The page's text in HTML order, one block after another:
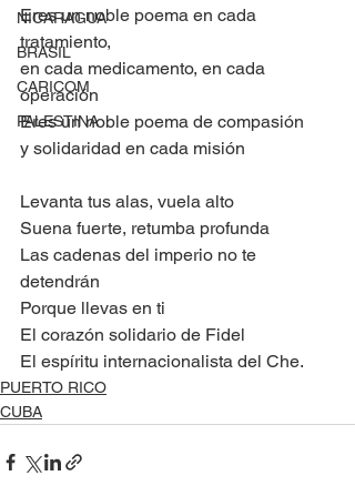
NICARAGUA
BRASIL
CARICOM
PALESTINA
Eres un noble poema en cada
tratamiento,
en cada medicamento, en cada
operación
Eres un noble poema de compasión
y solidaridad en cada misión
Levanta tus alas, vuela alto
Suena fuerte, retumba profunda
Las cadenas del imperio no te
detendrán
Porque llevas en ti
El corazón solidario de Fidel
El espíritu internacionalista del Che.
PUERTO RICO
CUBA